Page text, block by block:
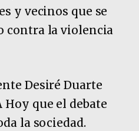
y vecinos que se
contra la violencia
Desiré Duarte
Hoy que el debate
la sociedad.